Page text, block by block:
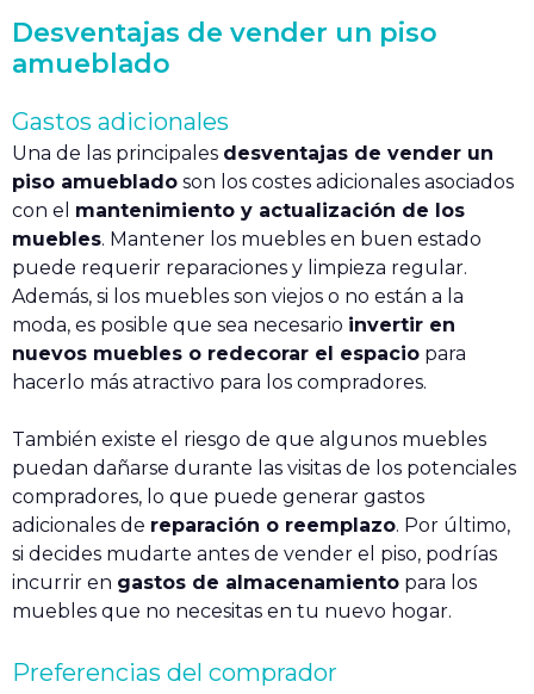
Desventajas de vender un piso
amueblado
Gastos adicionales
Una de las principales desventajas de vender un
piso amueblado son los costes adicionales asociados
con el mantenimiento y actualización de los
muebles. Mantener los muebles en buen estado
puede requerir reparaciones y limpieza regular.
Además, si los muebles son viejos o no están a la
moda, es posible que sea necesario invertir en
nuevos muebles o redecorar el espacio para
hacerlo más atractivo para los compradores.
También existe el riesgo de que algunos muebles
puedan dañarse durante las visitas de los potenciales
compradores, lo que puede generar gastos
adicionales de reparación o reemplazo. Por último,
si decides mudarte antes de vender el piso, podrías
incurrir en gastos de almacenamiento para los
muebles que no necesitas en tu nuevo hogar.
Preferencias del comprador